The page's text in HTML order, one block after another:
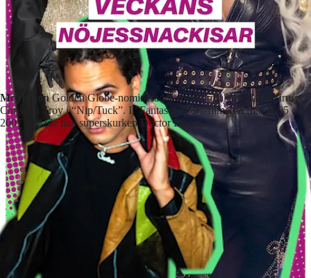
McMahonGolden Globe-nominerades för sin roll som plastikkirurgen
Christian Troy i “Nip/Tuck”. I ”Fantastic four”-filmerna från 2005 och
2007 spelade han superskurken Doctor Doom.